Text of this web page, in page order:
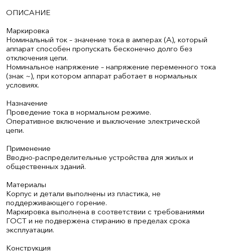
ОПИСАНИЕ
Маркировка
Номинальный ток – значение тока в амперах (А), который
аппарат способен пропускать бесконечно долго без
отключения цепи.
Номинальное напряжение – напряжение переменного тока
(знак ~), при котором аппарат работает в нормальных
условиях.
Назначение
Проведение тока в нормальном режиме.
Оперативное включение и выключение электрической
цепи.
Применение
Вводно-распределительные устройства для жилых и
общественных зданий.
Материалы
Корпус и детали выполнены из пластика, не
поддерживающего горение.
Маркировка выполнена в соответствии с требованиями
ГОСТ и не подвержена стиранию в пределах срока
эксплуатации.
Конструкция